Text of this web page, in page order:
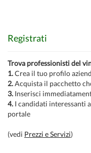
Registrati
Trova professionisti del
1.Crea il tuo profilo
2.Acquista il pacchetto
3. Inserisci
4. I candidati interessanti
portale
(vedi Prezzi e Servizi)